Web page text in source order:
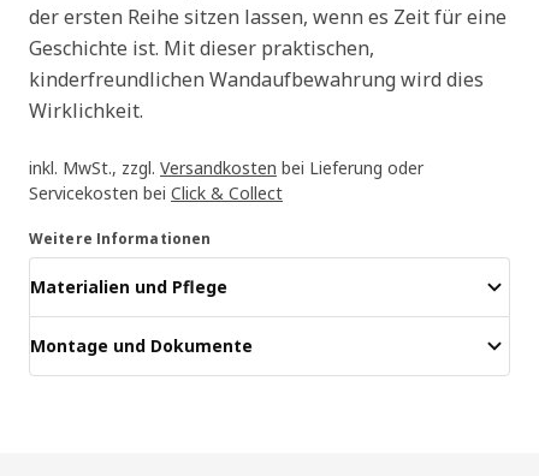
der ersten Reihe sitzen lassen, wenn es Zeit für eine
Geschichte ist. Mit dieser praktischen,
kinderfreundlichen Wandaufbewahrung wird dies
Wirklichkeit.
inkl. MwSt., zzgl. Versandkosten bei Lieferung oder
Servicekosten bei Click & Collect
Weitere Informationen
Materialien und Pflege
Montage und Dokumente